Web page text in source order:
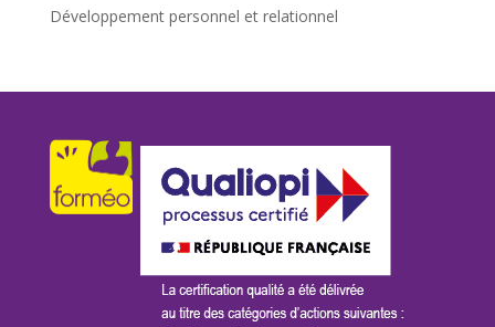
Développement personnel et relationnel